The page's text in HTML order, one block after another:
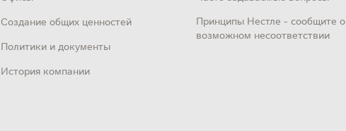
Создание общих ценностей
Политики и документы
История компании
Принципы Нестле - сообщите о
возможном несоответствии